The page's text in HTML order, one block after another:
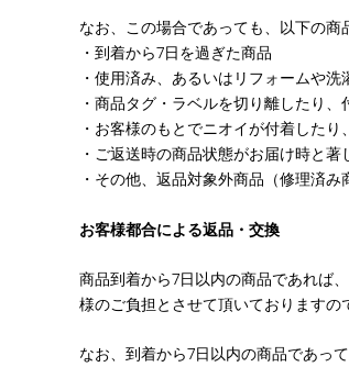
なお、この場合であっても、以下の商
・到着から7日を過ぎた商品
・使用済み、あるいはリフォームや
・商品タグ・ラベルを切り離したり
・お客様のもとでニオイが付着した
・ご返送時の商品状態がお届け時と
・その他、返品対象外商品（修理済み
お客様都合による返品・交換
商品到着から7日以内の商品であれば
様のご負担とさせて頂いておりますの
なお、到着から7日以内の商品であっ